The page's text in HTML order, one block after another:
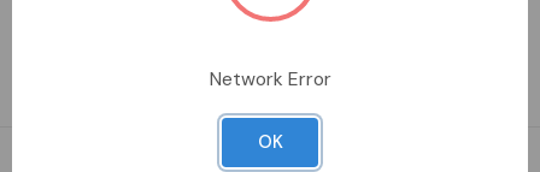
termica compreso tra 6 e 10 A, intervento magnetico a 13xIn,
Leggi la descrizione completa
Network Error
OK